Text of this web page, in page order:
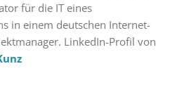
für die IT eines
in einem deutschen Internet-
LinkedIn-Profil von